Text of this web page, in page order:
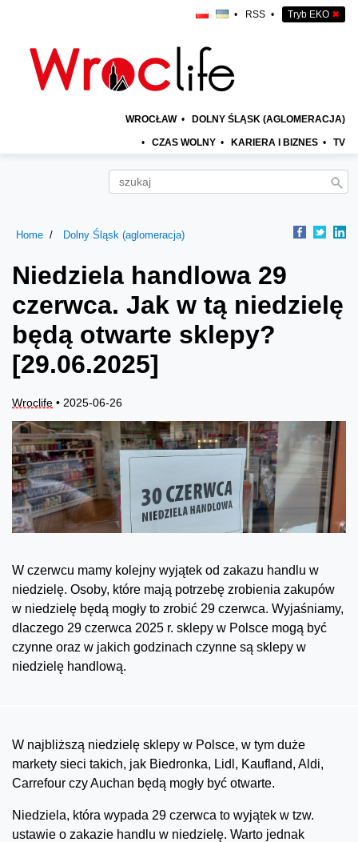
• RSS • Tryb EKO ✖
WROCŁAW • DOLNY ŚLĄSK (AGLOMERACJA)
• CZAS WOLNY • KARIERA I BIZNES • TV
Home Dolny Śląsk (aglomeracja)
Niedziela handlowa 29
czerwca. Jak w tą niedzielę
będą otwarte sklepy?
[29.06.2025]
Wroclife • 2025-06-26
W czerwcu mamy kolejny wyjątek od zakazu handlu w
niedzielę. Osoby, które mają potrzebę zrobienia zakupów
w niedzielę będą mogły to zrobić 29 czerwca. Wyjaśniamy,
dlaczego 29 czerwca 2025 r. sklepy w Polsce mogą być
czynne oraz w jakich godzinach czynne są sklepy w
niedzielę handlową.
W najbliższą niedzielę sklepy w Polsce, w tym duże
markety sieci takich, jak Biedronka, Lidl, Kaufland, Aldi,
Carrefour czy Auchan będą mogły być otwarte.
Niedziela, która wypada 29 czerwca to wyjątek w tzw.
ustawie o zakazie handlu w niedzielę. Warto jednak